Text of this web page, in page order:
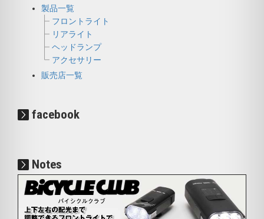
製品一覧
フロントライト
リアライト
ヘッドランプ
アクセサリー
販売店一覧
facebook
Notes